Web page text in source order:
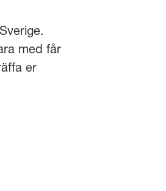
med får
er